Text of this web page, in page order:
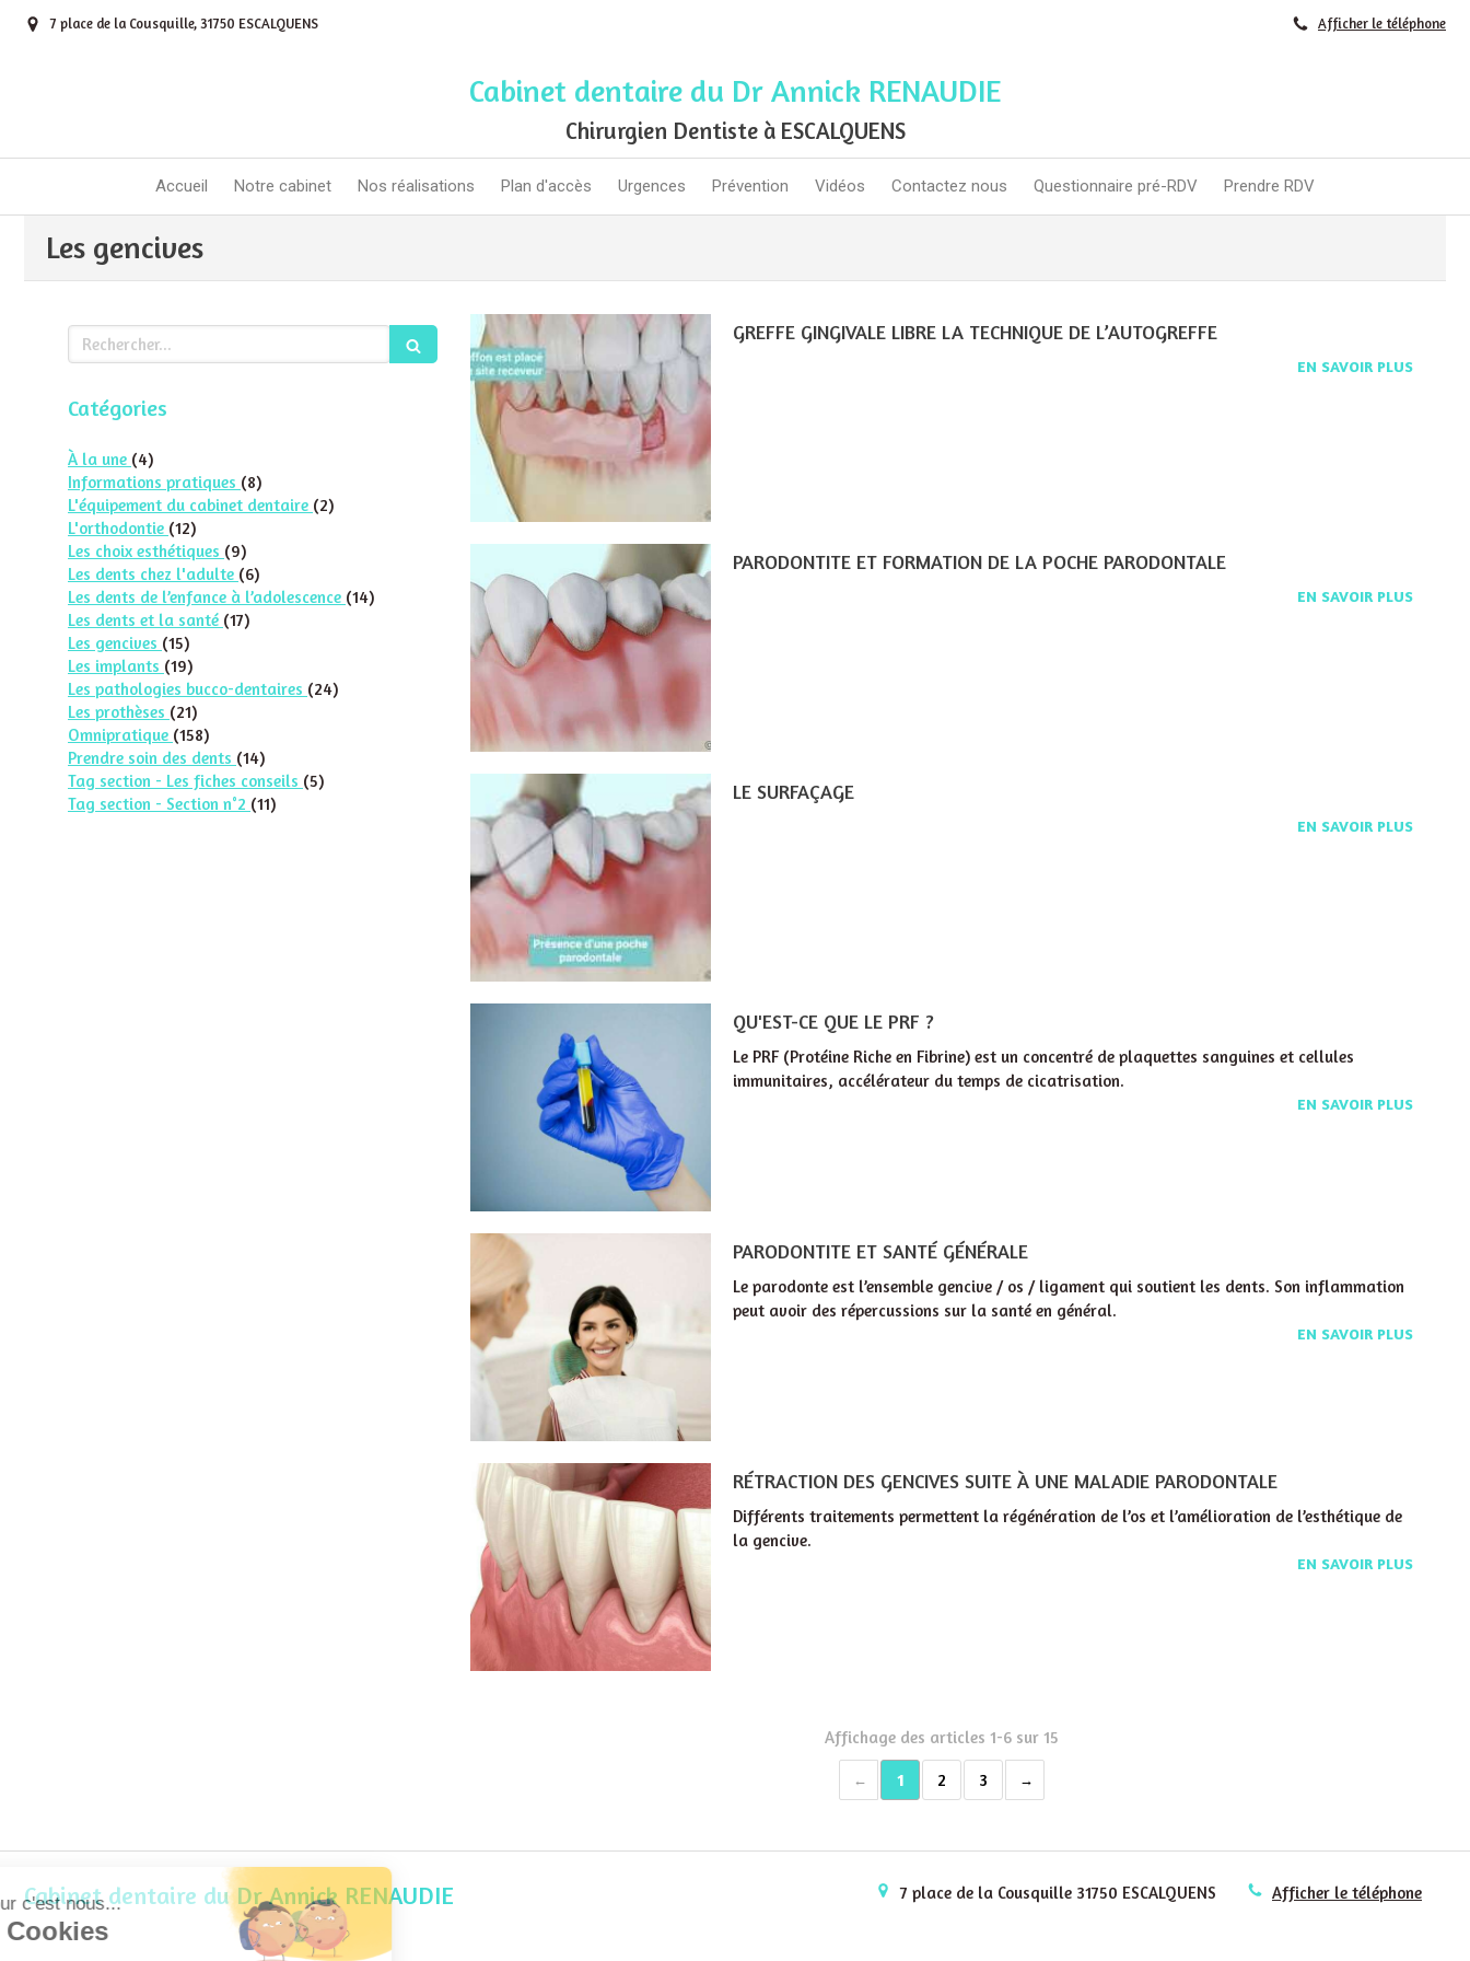
7 place de la Cousquille, 31750 ESCALQUENS Afficher le téléphone
Cabinet dentaire du Dr Annick RENAUDIE
Chirurgien Dentiste à ESCALQUENS
Accueil Notre cabinet Nos réalisations Plan d'accès Urgences Prévention Vidéos Contactez nous Questionnaire pré-RDV Prendre RDV
Les gencives
GREFFE GINGIVALE LIBRE LA TECHNIQUE DE L’AUTOGREFFE
EN SAVOIR PLUS
PARODONTITE ET FORMATION DE LA POCHE PARODONTALE
EN SAVOIR PLUS
LE SURFAÇAGE
EN SAVOIR PLUS
QU'EST-CE QUE LE PRF ?
Le PRF (Protéine Riche en Fibrine) est un concentré de plaquettes sanguines et cellules
immunitaires, accélérateur du temps de cicatrisation.
EN SAVOIR PLUS
PARODONTITE ET SANTÉ GÉNÉRALE
Le parodonte est l’ensemble gencive / os / ligament qui soutient les dents. Son inflammation
peut avoir des répercussions sur la santé en général.
EN SAVOIR PLUS
RÉTRACTION DES GENCIVES SUITE À UNE MALADIE PARODONTALE
Différents traitements permettent la régénération de l’os et l’amélioration de l’esthétique de
la gencive.
EN SAVOIR PLUS
Affichage des articles 1-6 sur 15
1 2 3
Rechercher
Catégories
À la une (4)Articles Count
Informations pratiques (8)Articles Count
L'équipement du cabinet dentaire (2)Articles Count
L'orthodontie (12)Articles Count
Les choix esthétiques (9)Articles Count
Les dents chez l'adulte (6)Articles Count
Les dents de l’enfance à l’adolescence (14)Articles Count
Les dents et la santé (17)Articles Count
Les gencives (15)Articles Count
Les implants (19)Articles Count
Les pathologies bucco-dentaires (24)Articles Count
Les prothèses (21)Articles Count
Omnipratique (158)Articles Count
Prendre soin des dents (14)Articles Count
Tag section - Les fiches conseils (5)Articles Count
Tag section - Section n°2 (11)Articles Count
Cabinet dentaire du Dr Annick RENAUDIE 7 place de la Cousquille 31750 ESCALQUENS Afficher le téléphone